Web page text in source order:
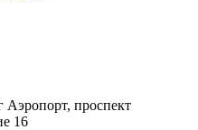
Аэропорт, проспект
16